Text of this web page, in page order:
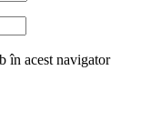
în acest navigator